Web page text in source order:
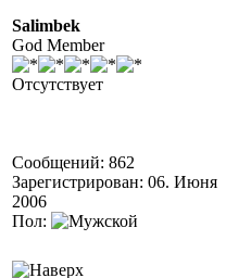
Salimbek
God Member
Отсутствует
Сообщений: 862
Зарегистрирован: 06. Июня
2006
Пол: